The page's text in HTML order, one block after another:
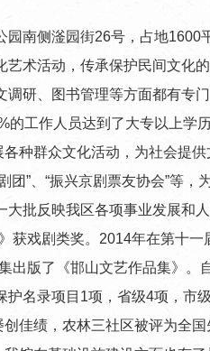
南侧滏园街26号，占地
术活动，传承保护民间文化
研、图书管理等方面都有专
工作人员达到了大专以上学历
种群众文化活动，为社会提
团”、“振兴京剧票友协会”
批反映我区各项事业发展和
获戏剧类奖。2014年在第十
出版了《邯山文艺作品集》
名录项目1项，省级4项，市
佳绩，农林三社区被评为全